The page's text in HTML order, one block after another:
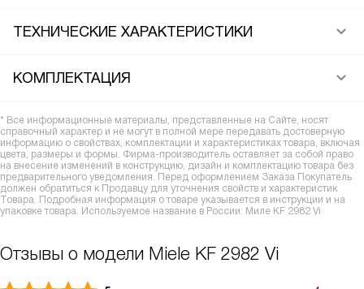
ТЕХНИЧЕСКИЕ ХАРАКТЕРИСТИКИ
КОМПЛЕКТАЦИЯ
* Все информационные материалы, представленные на Сайте, носят
справочный характер и не могут в полной мере передавать достоверную
информацию о свойствах, комплектации и характеристиках товара, включая
цвета, размеры и формы. Фирма-производитель оставляет за собой право
на внесение изменений в конструкцию, дизайн и комплектацию товара без
предварительного уведомления. Перед оформлением Заказа Покупатель
должен обратиться к Продавцу для уточнения свойств и характеристик
Товара. Подробная информация о товаре указывается в инструкции и на
упаковке товара. Используемое название в России: Миле KF 2982 Vi
Отзывы о модели Miele KF 2982 Vi